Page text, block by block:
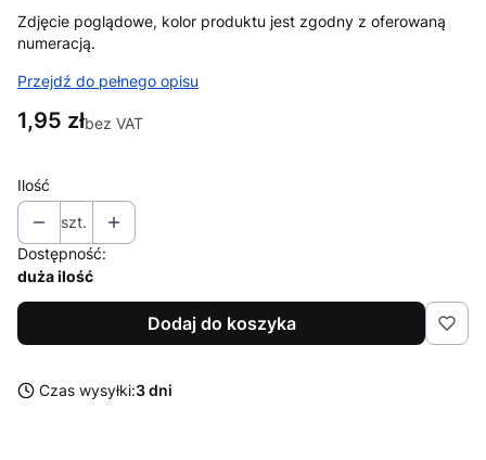
Zdjęcie poglądowe, kolor produktu jest zgodny z oferowaną
numeracją.
Przejdź do pełnego opisu
Cena
1,95 złbez VAT
Ilość
szt.
Dostępność:
duża ilość
Dodaj do koszyka
Czas wysyłki:3 dni